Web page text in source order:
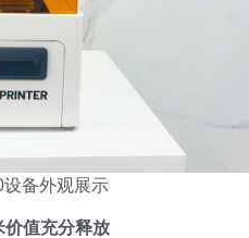
设备外观展示
价值充分释放